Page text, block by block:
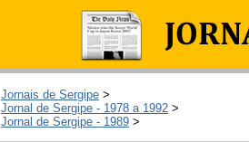
Jornais de Sergipe >
Jornal de Sergipe - 1978 a 1992 >
Jornal de Sergipe - 1989 >